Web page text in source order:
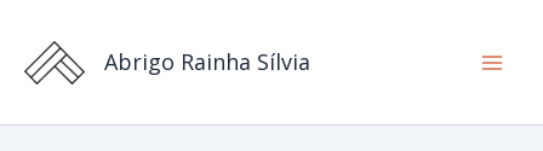
innehåll
Abrigo Rainha Sílvia